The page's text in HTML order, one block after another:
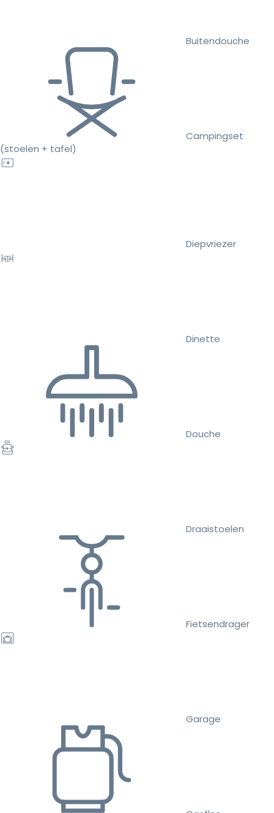
Buitendouche
Campingset
(stoelen + tafel)
Diepvriezer
Dinette
Douche
Draaistoelen
Fietsendrager
Garage